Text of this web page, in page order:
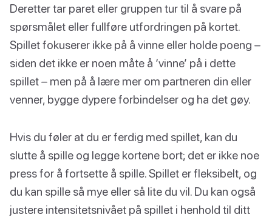
Deretter tar paret eller gruppen tur til å svare på
spørsmålet eller fullføre utfordringen på kortet.
Spillet fokuserer ikke på å vinne eller holde poeng –
siden det ikke er noen måte å ‘vinne’ på i dette
spillet – men på å lære mer om partneren din eller
venner, bygge dypere forbindelser og ha det gøy.
Hvis du føler at du er ferdig med spillet, kan du
slutte å spille og legge kortene bort; det er ikke noe
press for å fortsette å spille. Spillet er fleksibelt, og
du kan spille så mye eller så lite du vil. Du kan også
justere intensitetsnivået på spillet i henhold til ditt